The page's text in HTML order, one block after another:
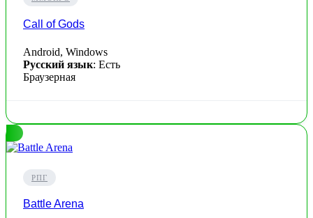
Call of Gods
Android, Windows
Русский язык: Есть
Браузерная
РПГ
Battle Arena